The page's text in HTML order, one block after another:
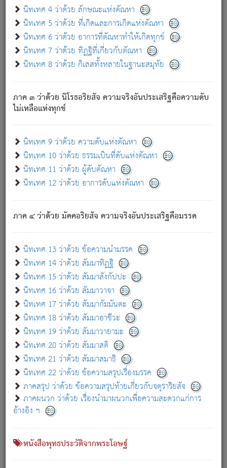
นิทเทศ 4 ว่าด้วย ลักษณะแห่งตัณหา
นิทเทศ 5 ว่าด้วย ที่เกิดและการเกิดแห่งตัณหา
นิทเทศ 6 ว่าด้วย อาการที่ตัณหาทำให้เกิดทุกข์
นิทเทศ 7 ว่าด้วย ทิฏฐิที่เกี่ยวกับตัณหา
นิทเทศ 8 ว่าด้วย กิเลสทั้งหลายในฐานะสมุทัย
ภาค ๓ ว่าด้วย นิโรธอริยสัจ ความจริงอันประเสริฐคือความดับ
ไม่เหลือแห่งทุกข์
นิทเทศ 9 ว่าด้วย ความดับแห่งตัณหา
นิทเทศ 10 ว่าด้วย ธรรมเป็นที่ดับแห่งตัณหา
นิทเทศ 11 ว่าด้วย ผู้ดับตัณหา
นิทเทศ 12 ว่าด้วย อาการดับแห่งตัณหา
ภาค ๔ ว่าด้วย มัคคอริยสัจ ความจริงอันประเสริฐคือมรรค
นิทเทศ 13 ว่าด้วย ข้อความนำมรรค
นิทเทศ 14 ว่าด้วย สัมมาทิฏฐิ
นิทเทศ 15 ว่าด้วย สัมมาสังกัปปะ
นิทเทศ 16 ว่าด้วย สัมมาวาจา
นิทเทศ 17 ว่าด้วย สัมมากัมมันตะ
นิทเทศ 18 ว่าด้วย สัมมาอาชีวะ
นิทเทศ 19 ว่าด้วย สัมมาวายามะ
นิทเทศ 20 ว่าด้วย สัมมาสติ
นิทเทศ 21 ว่าด้วย สัมมาสมาธิ
นิทเทศ 22 ว่าด้วย ข้อความสรุปเรื่องมรรค
ภาคสรุป ว่าด้วย ข้อความสรุปท้ายเกี่ยวกับจตุราริยสัจ
ภาคผนวก ว่าด้วย เรื่องนำมาผนวกเพื่อความสะดวกแก่การ
อ้างอิง ฯ
หนังสือพุทธประวัติจากพระโอษฐ์
อย่างนี้อยู่; เขาย่อมละภวตัณหาได้ และไม่เพลิดเพลินวิภวตัณหา
ด้วย.
ความดับเพราะความสำรอกไม่เหลือ (แห่งภพทั้งหลาย)
เพราะความสิ้นไปแห่งตัณหาโดยประการทั้งปวง นั้นคือ
นิพพาน.
ภพใหม่ย่อมไม่มีแก่ภิกษุนั้น ผู้ดับเย็นสนิทแล้ว เพราะไม่มี
ภิกษุนั้น เป็นผู้ครอบงำมารได้แล้ว ชนะสงครามแล้ว ก้าวล่วง
ภพทั้งหลายทั้งปวงได้แล้ว เป็นผู้คงที่ (คือไม่เปลี่ยนแปลงอีกต่อ
- อุ.ขุ. ๒๕/๑๒๑/๘๔.
(ข้อความนี้ เป็นพระพุทธอุทานที่ทรงเปล่งออก ที่โคนต้นโพธิ์
เป็นที่ตรัสรู้ เมื่อตรัสรู้แล้วได้ 7 วัน)
เกี่ยวกับธรรมโฆษณ์ออนไลน์ (Disclaimer)
แม้ระบบ "ธรรมโฆษณ์ออนไลน์" พยายามปรับปรุงข้อมูลให้ถูกต้องมากที่สุด
ผู้ศึกษาก็พึงตรวจสอบกับตัวเล่มหนังสือต้นฉบับ ที่มีการพิมพ์ครั้งล่าสุด
ก่อนนำข้อมูลไปใช้ในการอ้างอิง"
เกี่ยวกับอัตถจารี|เกี่ยวกับการพัฒนา|แจ้งข้อผิดพลาด / แนะนำ
หนังสือที่เกี่ยวข้อง